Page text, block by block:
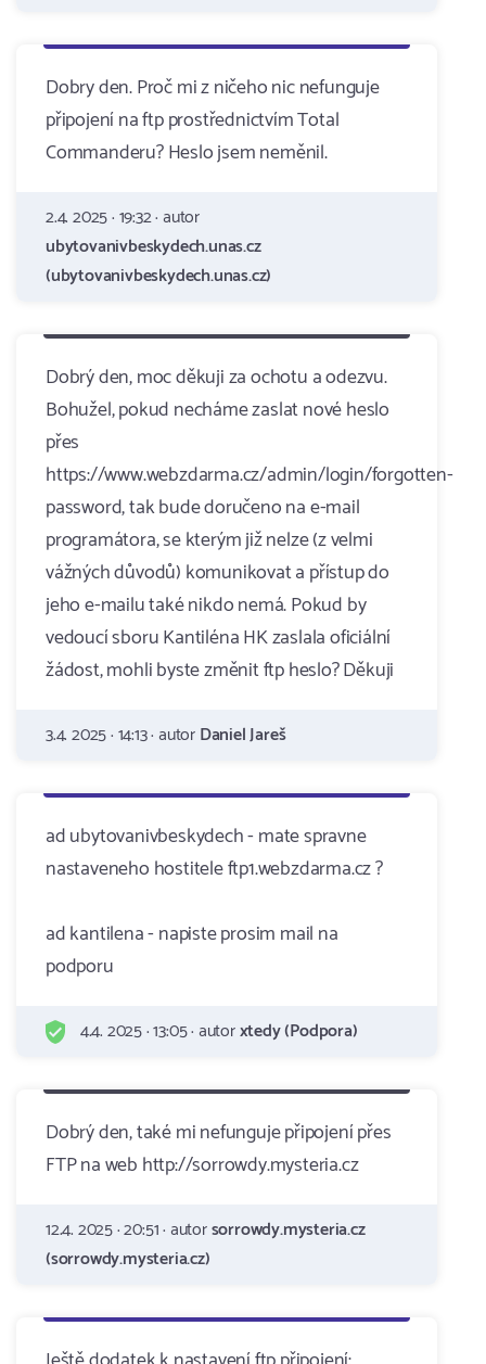
Dobry den. Proč mi z ničeho nic nefunguje
připojení na ftp prostřednictvím Total
Commanderu? Heslo jsem neměnil.
2.4. 2025 · 19:32 · autor
ubytovanivbeskydech.unas.cz
(ubytovanivbeskydech.unas.cz)
Dobrý den, moc děkuji za ochotu a odezvu.
Bohužel, pokud necháme zaslat nové heslo
přes
https://www.webzdarma.cz/admin/login/forgotten-
password, tak bude doručeno na e-mail
programátora, se kterým již nelze (z velmi
vážných důvodů) komunikovat a přístup do
jeho e-mailu také nikdo nemá. Pokud by
vedoucí sboru Kantiléna HK zaslala oficiální
žádost, mohli byste změnit ftp heslo? Děkuji
3.4. 2025 · 14:13 · autorDaniel Jareš
ad ubytovanivbeskydech - mate spravne
nastaveneho hostitele ftp1.webzdarma.cz ?
ad kantilena - napiste prosim mail na
podporu
4.4. 2025 · 13:05 · autorxtedy (Podpora)
Dobrý den, také mi nefunguje připojení přes
FTP na web http://sorrowdy.mysteria.cz
12.4. 2025 · 20:51 · autorsorrowdy.mysteria.cz
(sorrowdy.mysteria.cz)